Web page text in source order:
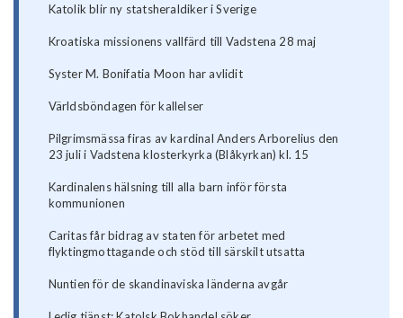
Katolik blir ny statsheraldiker i Sverige
Kroatiska missionens vallfärd till Vadstena 28 maj
Syster M. Bonifatia Moon har avlidit
Världsböndagen för kallelser
Pilgrimsmässa firas av kardinal Anders Arborelius den
23 juli i Vadstena klosterkyrka (Blåkyrkan) kl. 15
Kardinalens hälsning till alla barn inför första
kommunionen
Caritas får bidrag av staten för arbetet med
flyktingmottagande och stöd till särskilt utsatta
Nuntien för de skandinaviska länderna avgår